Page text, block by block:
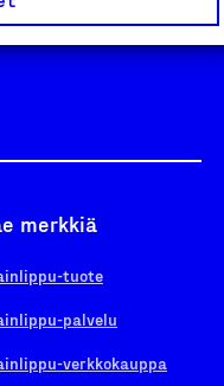
merkkiä
tuote
palvelu
verkkokauppa